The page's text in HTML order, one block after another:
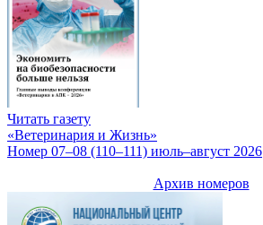
Читать газету
«Ветеринария и Жизнь»
Номер 07–08 (110–111) июль–август 2026
Архив номеров